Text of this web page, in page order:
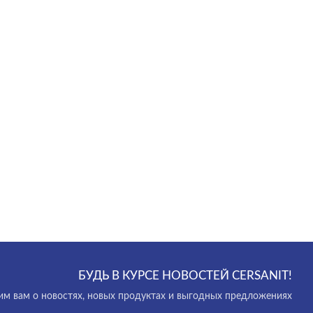
БУДЬ В КУРСЕ НОВОСТЕЙ CERSANIT!
вам о новостях, новых продуктах и выгодных предложениях